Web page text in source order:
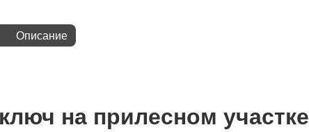
Описание
на прилесном участке